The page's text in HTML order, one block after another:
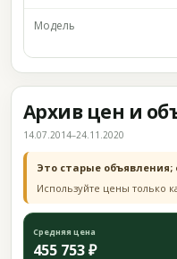
Модель
Архив цен и
14.07.2014–24.11.2020
Это старые
Используйте цены только
Средняя цена
455 753 ₽